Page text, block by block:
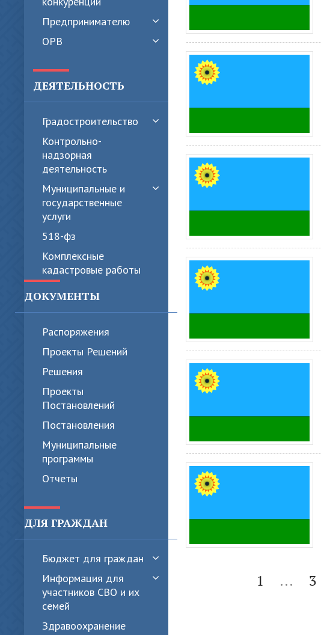
Предпринимателю
ОРВ
ДЕЯТЕЛЬНОСТЬ
Градостроительство
Контрольно-
надзорная
деятельность
Муниципальные и
государственные
услуги
518-фз
Комплексные
кадастровые работы
ДОКУМЕНТЫ
Распоряжения
Проекты Решений
Решения
Проекты
Постановлений
Постановления
Муниципальные
программы
Отчеты
ДЛЯ ГРАЖДАН
Бюджет для граждан
Информация для
участников СВО и их
семей
Здравоохранение
1 ... 3